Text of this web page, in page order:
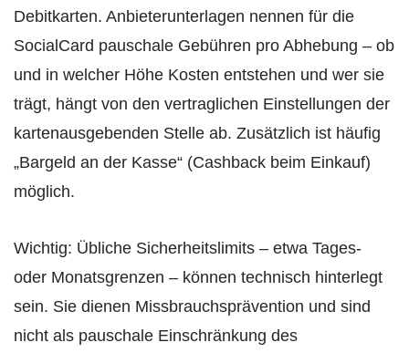
Debitkarten. Anbieterunterlagen nennen für die
SocialCard pauschale Gebühren pro Abhebung – ob
und in welcher Höhe Kosten entstehen und wer sie
trägt, hängt von den vertraglichen Einstellungen der
kartenausgebenden Stelle ab. Zusätzlich ist häufig
„Bargeld an der Kasse“ (Cashback beim Einkauf)
möglich.
Wichtig: Übliche Sicherheitslimits – etwa Tages-
oder Monatsgrenzen – können technisch hinterlegt
sein. Sie dienen Missbrauchsprävention und sind
nicht als pauschale Einschränkung des